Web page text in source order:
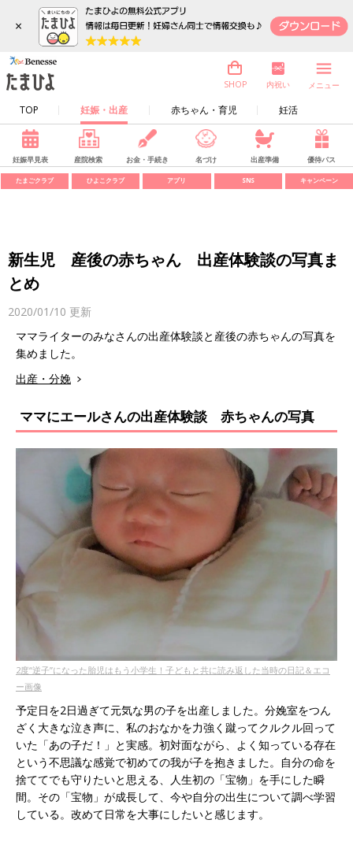
×
TOP 妊娠・出産 赤ちゃん・育児 妊活
SHOP 内祝い メニュー
妊娠早見表 産院検索 お金・手続き 名づけ 出産準備 優待パス
たまごクラブ ひよこクラブ アプリ SNS キャンペーン
新生児 産後の赤ちゃん 出産体験談の写真ま
とめ
2020/01/10 更新
ママライターのみなさんの出産体験談と産後の赤ちゃんの写真を
集めました。
出産・分娩
ママにエールさんの出産体験談 赤ちゃんの写真
2度“逆子”になった胎児はもう小学生！子どもと共に読み返した当時の日記＆エコ
ー画像
予定日を2日過ぎて元気な男の子を出産しました。分娩室をつん
ざく大きな泣き声に、私のおなかを力強く蹴ってクルクル回って
いた「あの子だ！」と実感。初対面ながら、よく知っている存在
という不思議な感覚で初めての我が子を抱きました。自分の命を
捨ててでも守りたいと思える、人生初の「宝物」を手にした瞬
間。その「宝物」が成長して、今や自分の出生について調べ学習
している。改めて日常を大事にしたいと感じます。